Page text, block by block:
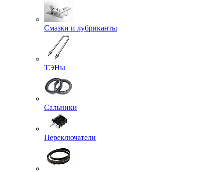
Смазки и лубриканты
ТЭНы
Сальники
Переключатели